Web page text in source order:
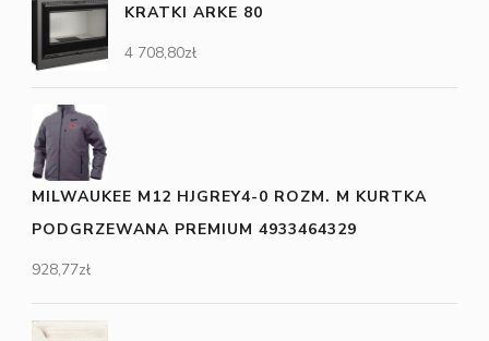
KRATKI ARKE 80
4 708,80zł
MILWAUKEE M12 HJGREY4-0 ROZM. M KURTKA
PODGRZEWANA PREMIUM 4933464329
928,77zł